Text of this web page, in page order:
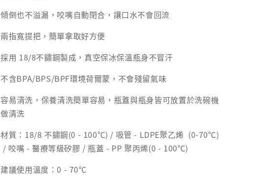
傾倒也不溢漏，咬嘴自動閉合，讓口水不會回流
兩指寬提把，簡單拿取好方便
採用 18/8不鏽鋼製成，真空保冰保溫瓶身不冒汗
不含BPA/BPS/BPF環境荷爾蒙，不會殘留氣味
容易清洗，保養清洗簡單容易，瓶蓋與瓶身皆可放置於洗碗機
做清洗
材質：18/8 不鏽鋼(0 - 100℃) / 吸管 - LDPE聚乙烯 (0-70℃)
/ 咬嘴 - 醫療等級矽膠 / 瓶蓋 - PP 聚丙烯(0 - 100℃)
建議使用溫度：0 - 70℃